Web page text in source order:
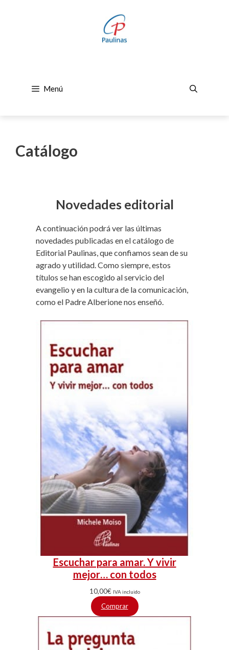
Menú
Catálogo
Novedades editorial
A continuación podrá ver las últimas
novedades publicadas en el catálogo de
Editorial Paulinas, que confiamos sean de su
agrado y utilidad. Como siempre, estos
títulos se han escogido al servicio del
evangelio y en la cultura de la comunicación,
como el Padre Alberione nos enseñó.
Escuchar para amar. Y vivir
mejor… con todos
10,00€ IVA incluido
Comprar